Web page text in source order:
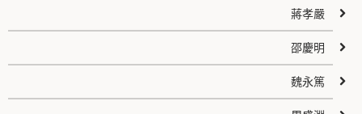
蔣孝嚴
邵慶明
魏永篤